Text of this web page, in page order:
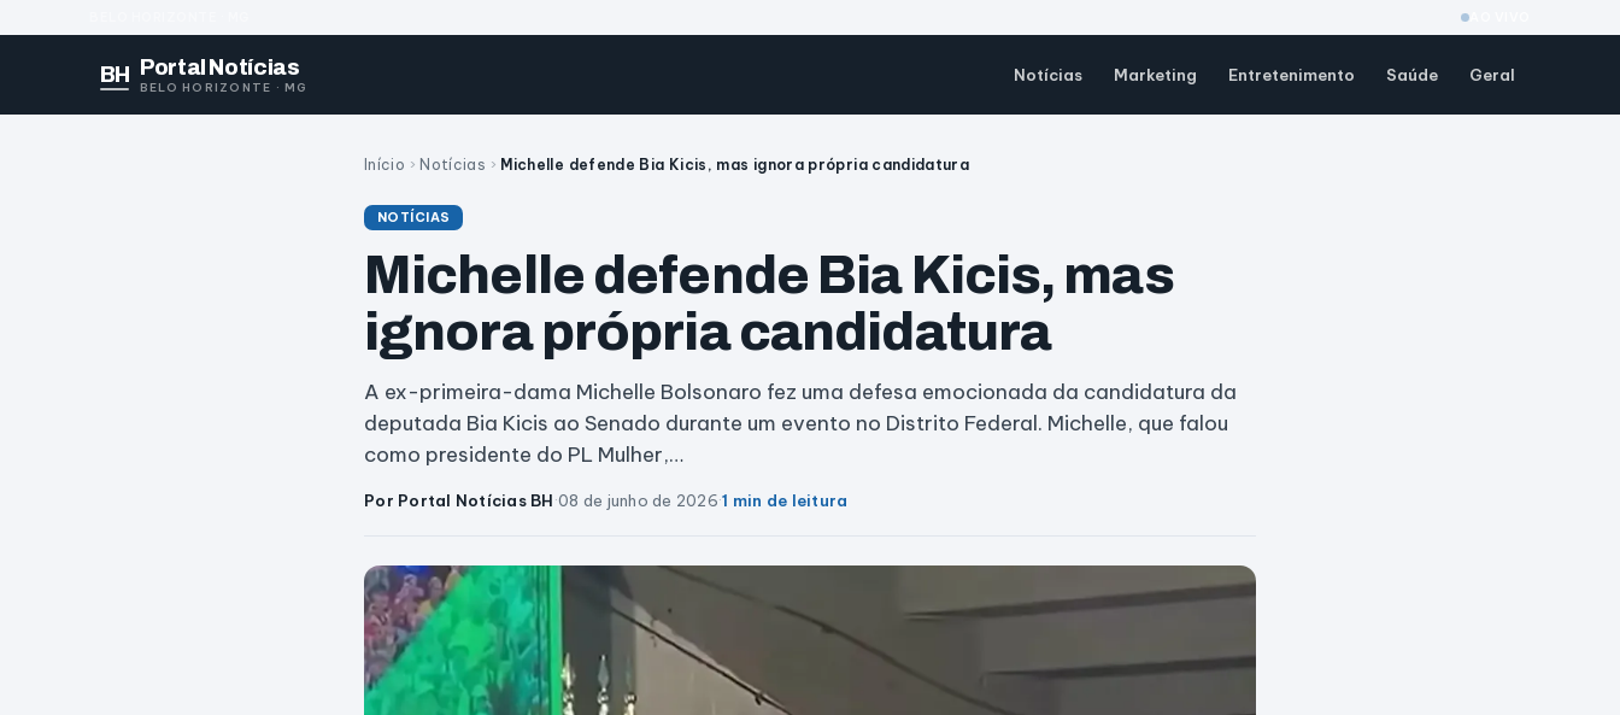
BH Portal Notícias
BELO HORIZONTE · MG
Notícias Marketing Entretenimento Saúde Geral
Início › Notícias › Michelle defende Bia Kicis, mas ignora própria candidatura
NOTÍCIAS
Michelle defende Bia Kicis, mas
ignora própria candidatura
A ex-primeira-dama Michelle Bolsonaro fez uma defesa emocionada da candidatura da
deputada Bia Kicis ao Senado durante um evento no Distrito Federal. Michelle, que falou
como presidente do PL Mulher,…
Por Portal Notícias BH·08 de junho de 2026·1 min de leitura